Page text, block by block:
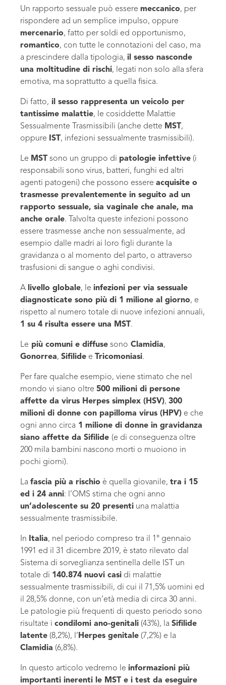
Un rapporto sessuale può essere meccanico, per
rispondere ad un semplice impulso, oppure
mercenario, fatto per soldi ed opportunismo,
romantico, con tutte le connotazioni del caso, ma
a prescindere dalla tipologia, il sesso nasconde
una moltitudine di rischi, legati non solo alla sfera
emotiva, ma soprattutto a quella fisica.
Di fatto, il sesso rappresenta un veicolo per
tantissime malattie, le cosiddette Malattie
Sessualmente Trasmissibili (anche dette MST,
oppure
IST, infezioni sessualmente trasmissibili).
Le MST sono un gruppo di patologie infettive (i
responsabili sono virus, batteri, funghi ed altri
agenti patogeni) che possono essere acquisite o
trasmesse prevalentemente in seguito ad un
rapporto sessuale, sia vaginale che anale, ma
anche orale. Talvolta queste infezioni possono
essere trasmesse anche non sessualmente, ad
esempio dalle madri ai loro figli durante la
gravidanza o al momento del parto, o attraverso
trasfusioni di sangue o aghi condivisi.
A livello globale, le infezioni per via sessuale
diagnosticate sono più di 1 milione al giorno, e
rispetto al numero totale di nuove infezioni annuali,
1 su 4 risulta essere una MST.
Le più comuni e diffuse sono Clamidia,
Gonorrea, Sifilide e Tricomoniasi.
Per fare qualche esempio, viene stimato che nel
mondo vi siano oltre 500 milioni di persone
affette da virus Herpes simplex (HSV), 300
milioni di donne con papilloma virus (HPV) e che
ogni anno circa 1 milione di donne in gravidanza
siano affette da Sifilide (e di conseguenza oltre
200 mila bambini nascono morti o muoiono in
pochi giorni).
La fascia più a rischio è quella giovanile, tra i 15
ed i 24 anni: l’OMS stima che ogni anno
un’adolescente su 20 presenti una malattia
sessualmente trasmissibile.
In Italia, nel periodo compreso tra il 1° gennaio
1991 ed il 31 dicembre 2019, è stato rilevato dal
Sistema di sorveglianza sentinella delle IST
un
totale di 140.874 nuovi casi di malattie
sessualmente trasmissibili, di cui il 71,5% uomini ed
il 28,5% donne, con un’età media di circa 30 anni.
Le patologie più frequenti di questo periodo sono
risultate i condilomi ano-genitali (43%), la Sifilide
latente (8,2%), l’ Herpes genitale (7,2%) e la
Clamidia (6,8%).
In questo articolo vedremo le informazioni più
importanti inerenti le MST e i test da eseguire